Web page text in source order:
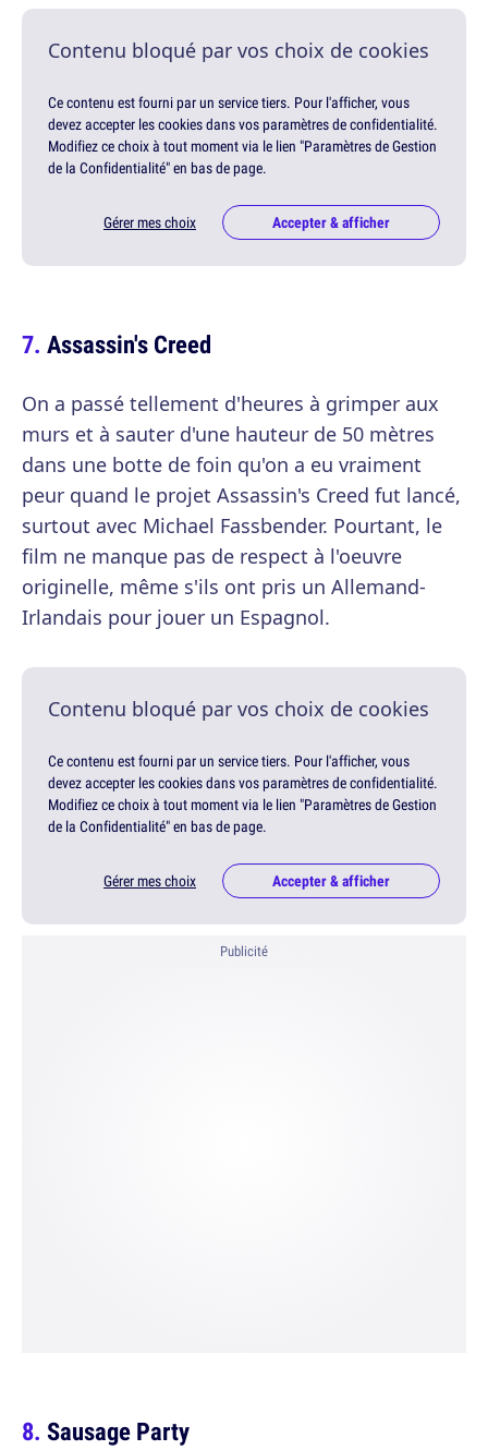
Contenu bloqué par vos choix de cookies
Ce contenu est fourni par un service tiers. Pour l'afficher, vous
devez accepter les cookies dans vos paramètres de confidentialité.
Modifiez ce choix à tout moment via le lien "Paramètres de Gestion
de la Confidentialité" en bas de page.
Gérer mes choix Accepter & afficher
Assassin's Creed
On a passé tellement d'heures à grimper aux
murs et à sauter d'une hauteur de 50 mètres
dans une botte de foin qu'on a eu vraiment
peur quand le projet Assassin's Creed fut lancé,
surtout avec Michael Fassbender. Pourtant, le
film ne manque pas de respect à l'oeuvre
originelle, même s'ils ont pris un Allemand-
Irlandais pour jouer un Espagnol.
Contenu bloqué par vos choix de cookies
Ce contenu est fourni par un service tiers. Pour l'afficher, vous
devez accepter les cookies dans vos paramètres de confidentialité.
Modifiez ce choix à tout moment via le lien "Paramètres de Gestion
de la Confidentialité" en bas de page.
Gérer mes choix Accepter & afficher
Publicité
Sausage Party